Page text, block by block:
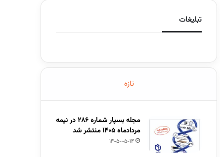
تبلیغات
تازه
مجله بسپار شماره 286 در نیمه
مردادماه 1405 منتشر شد
1405-05-14